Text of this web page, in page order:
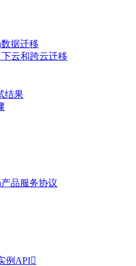
数据迁移
云和跨云迁移
结果
产品服务协议
例API